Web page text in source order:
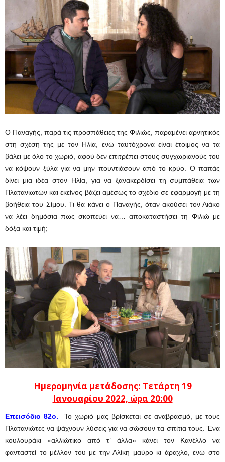
Ο Παναγής, παρά τις προσπάθειες της Φιλιώς, παραμένει αρνητικός
στη σχέση της με τον Ηλία, ενώ ταυτόχρονα είναι έτοιμος να τα
βάλει με όλο το χωριό, αφού δεν επιτρέπει στους συγχωριανούς του
να κόψουν ξύλα για να μην πουντιάσουν από το κρύο. Ο παπάς
δίνει μια ιδέα στον Ηλία, για να ξανακερδίσει τη συμπάθεια των
Πλατανιωτών και εκείνος βάζει αμέσως το σχέδιο σε εφαρμογή με τη
βοήθεια του Σίμου. Τι θα κάνει ο Παναγής, όταν ακούσει τον Λιάκο
να λέει δημόσια πως σκοπεύει να… αποκαταστήσει τη Φιλιώ με
δόξα και τιμή;
Ημερομηνία μετάδοσης: Τετάρτη 19
Ιανουαρίου 2022, ώρα 20:00
Επεισόδιο 82ο.Το χωριό μας βρίσκεται σε αναβρασμό, με τους
Πλατανιώτες να ψάχνουν λύσεις για να σώσουν τα σπίτια τους. Ένα
κουλουράκι «αλλιώτικο από τ’ άλλα» κάνει τον Κανέλλο να
φανταστεί το μέλλον του με την Αλίκη μαύρο κι άραχλο, ενώ στο